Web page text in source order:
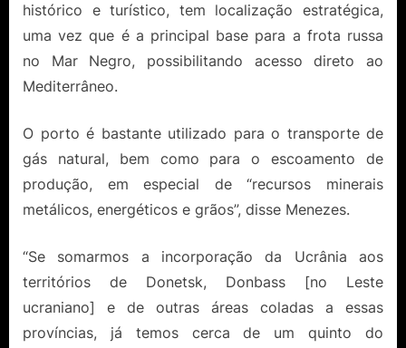
histórico e turístico, tem localização estratégica,
uma vez que é a principal base para a frota russa
no Mar Negro, possibilitando acesso direto ao
Mediterrâneo.
O porto é bastante utilizado para o transporte de
gás natural, bem como para o escoamento de
produção, em especial de “recursos minerais
metálicos, energéticos e grãos”, disse Menezes.
“Se somarmos a incorporação da Ucrânia aos
territórios de Donetsk, Donbass [no Leste
ucraniano] e de outras áreas coladas a essas
províncias, já temos cerca de um quinto do